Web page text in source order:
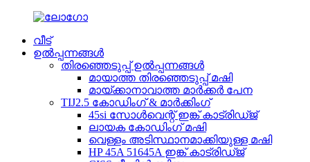
വീട്
ഉൽപ്പന്നങ്ങൾ
തിരഞ്ഞെടുപ്പ് ഉൽപ്പന്നങ്ങൾ
മായാത്ത തിരഞ്ഞെടുപ്പ് മഷി
മായ്ക്കാനാവാത്ത മാർക്കർ പേന
TIJ2.5 കോഡിംഗ് & മാർക്കിംഗ്
45si സോൾവെന്റ് ഇങ്ക് കാട്രിഡ്ജ്
ലായക കോഡിംഗ് മഷി
വെള്ളം അടിസ്ഥാനമാക്കിയുള്ള മഷി
HP 45A 51645A ഇങ്ക് കാട്രിഡ്ജ്